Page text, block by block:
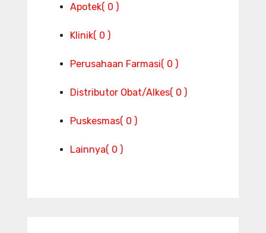
Apotek( 0 )
Klinik( 0 )
Perusahaan Farmasi( 0 )
Distributor Obat/Alkes( 0 )
Puskesmas( 0 )
Lainnya( 0 )